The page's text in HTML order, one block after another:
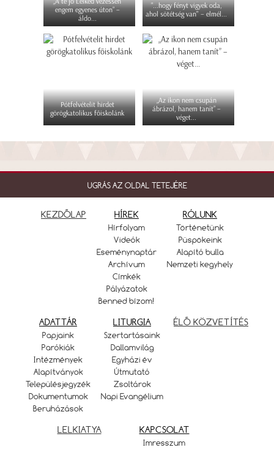
engem egyenes úton” –
áldo...
"...hogy fényt vigyek oda,
ahol sötétség van" – elmél...
Pótfelvételit hirdet
görögkatolikus főiskolánk
„Az ikon nem csupán
ábrázol, hanem tanít” –
véget...
UGRÁS AZ OLDAL TETEJÉRE
KEZDŐLAP HÍREK
Hírfolyam
Videók
Eseménynaptár
Archívum
Címkék
Pályázatok
Benned bízom!
RÓLUNK
Történetünk
Püspökeink
Alapító bulla
Nemzeti kegyhely
ADATTÁR
Papjaink
Parókiák
Intézmények
Alapítványok
Településjegyzék
Dokumentumok
Beruházások
LITURGIA
Szertartásaink
Dallamvilág
Egyházi év
Útmutató
Zsoltárok
Napi Evangélium
ÉLŐ KÖZVETÍTÉS
LELKIATYA KAPCSOLAT
Imresszum